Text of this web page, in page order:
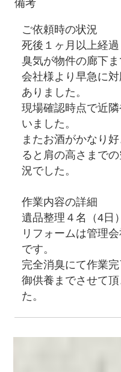
備考
ご依頼時の状況
死後１ヶ月以上経過
臭気が物件の廊下
会社様より早急に
ありました。
現場確認時点で近
いました。
またお酒がかなり
ると肩の高さまで
況でした。
作業内容の詳細
遺品整理４名（4日
リフォームは管理
です。
完全消臭にて作業完
御供養までさせて
た。